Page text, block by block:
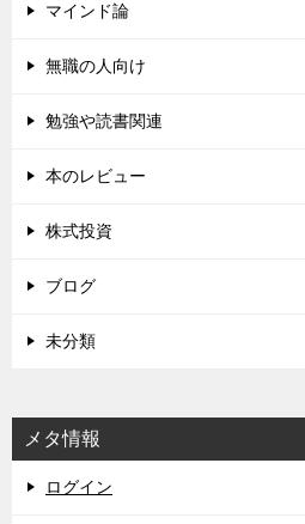
マインド論
無職の人向け
勉強や読書関連
本のレビュー
株式投資
ブログ
未分類
メタ情報
ログイン